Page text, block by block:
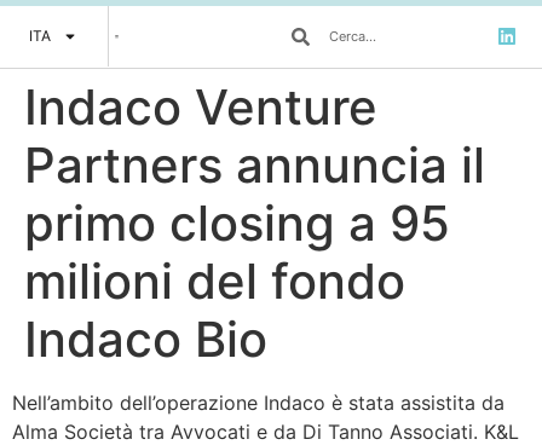
ITA
Indaco Venture
Partners annuncia il
primo closing a 95
milioni del fondo
Indaco Bio
Nell’ambito dell’operazione Indaco è stata assistita da
Alma Società tra Avvocati e da Di Tanno Associati. K&L